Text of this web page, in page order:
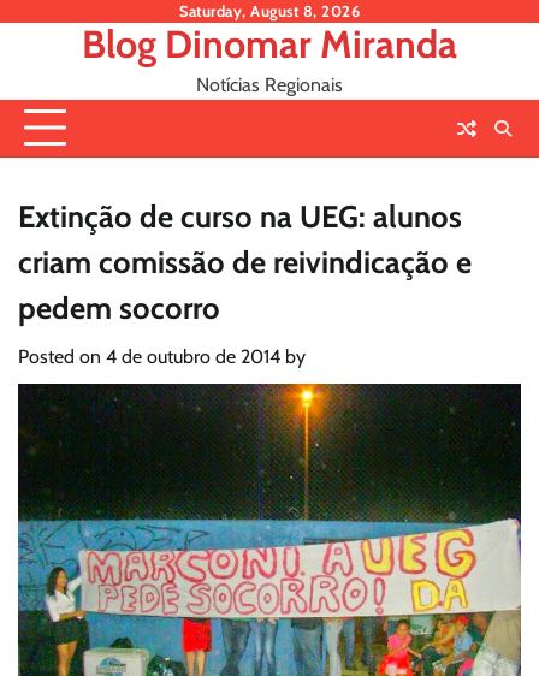
Saturday, August 8, 2026
Blog Dinomar Miranda
Notícias Regionais
Extinção de curso na UEG: alunos
criam comissão de reivindicação e
pedem socorro
Posted on 4 de outubro de 2014 by